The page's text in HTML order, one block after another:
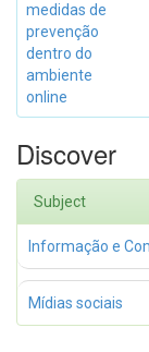
medidas de
prevenção
dentro do
ambiente
online
Discover
Subject
Informação e
Mídias sociais